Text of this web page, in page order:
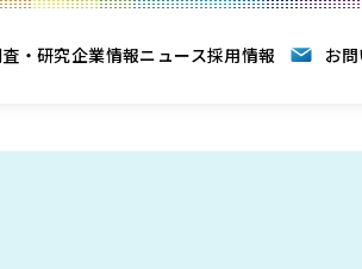
・研究企業情報ニュース採用情報 お